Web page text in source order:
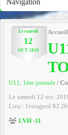
Le samedi
12
OCT. 2019
Accueil
U11, 1ère journée /
Le samedi 12 oct.
Lieu : l'estagnol 83
LVH -11